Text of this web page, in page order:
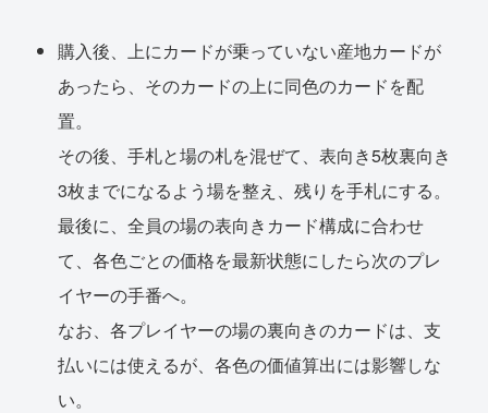
購入後、上にカードが乗っていない産地カードが
あったら、そのカードの上に同色のカードを配
置。
その後、手札と場の札を混ぜて、表向き5枚裏向き
3枚までになるよう場を整え、残りを手札にする。
最後に、全員の場の表向きカード構成に合わせ
て、各色ごとの価格を最新状態にしたら次のプレ
イヤーの手番へ。
なお、各プレイヤーの場の裏向きのカードは、支
払いには使えるが、各色の価値算出には影響しな
い。